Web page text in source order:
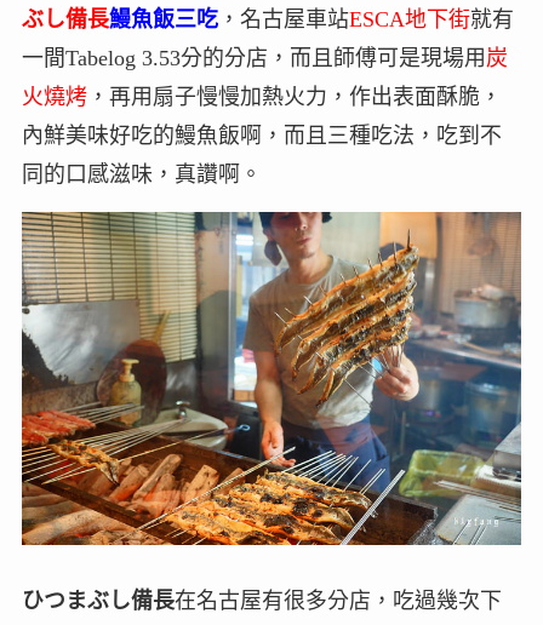
ぶし備長鰻魚飯三吃，名古屋車站ESCA地下街就有
一間Tabelog 3.53分的分店，而且師傅可是現場用 炭
火燒烤，再用扇子慢慢加熱火力，作出表面酥脆，
內鮮美味好吃的鰻魚飯啊，而且三種吃法，吃到不
同的口感滋味，真讚啊。
ひつまぶし備長在名古屋有很多分店，吃過幾次下